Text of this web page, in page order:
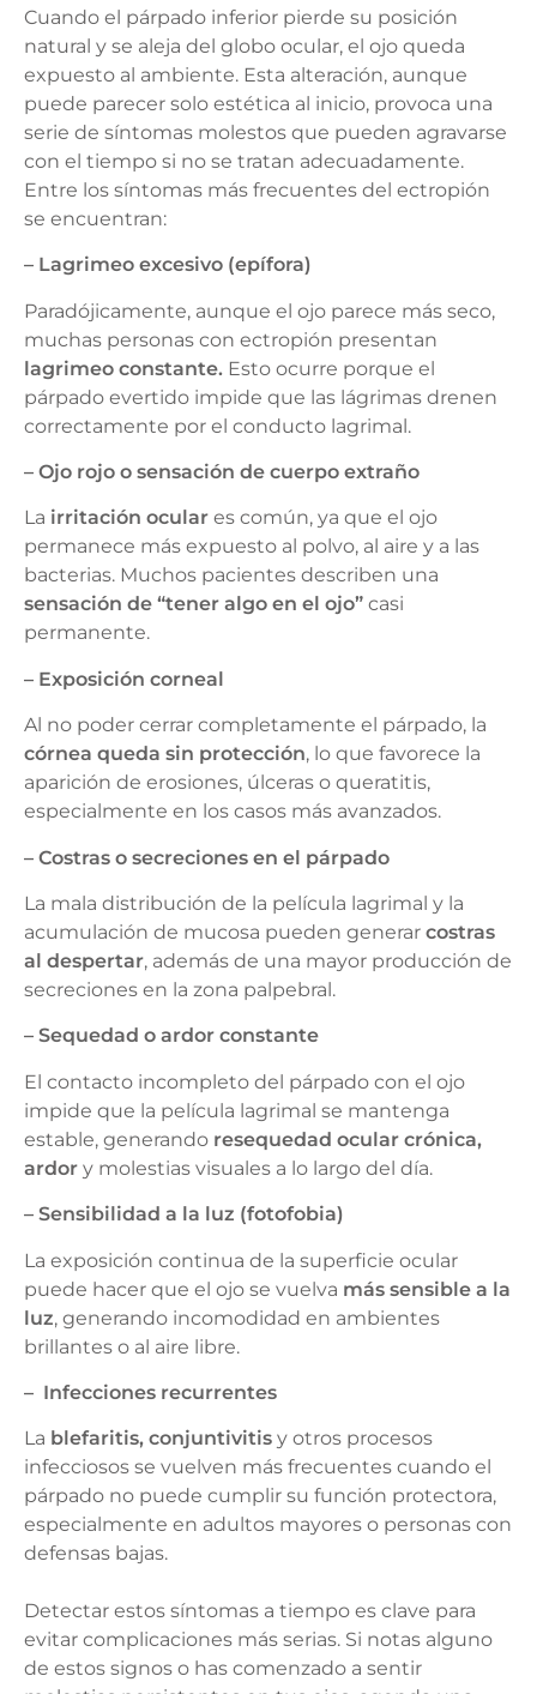
Cuando el párpado inferior pierde su posición
natural y se aleja del globo ocular, el ojo queda
expuesto al ambiente. Esta alteración, aunque
puede parecer solo estética al inicio, provoca una
serie de síntomas molestos que pueden agravarse
con el tiempo si no se tratan adecuadamente.
Entre los síntomas más frecuentes del ectropión
se encuentran:
– Lagrimeo excesivo (epífora)
Paradójicamente, aunque el ojo parece más seco,
muchas personas con ectropión presentan
lagrimeo constante. Esto ocurre porque el
párpado evertido impide que las lágrimas drenen
correctamente por el conducto lagrimal.
– Ojo rojo o sensación de cuerpo extraño
La irritación ocular es común, ya que el ojo
permanece más expuesto al polvo, al aire y a las
bacterias. Muchos pacientes describen una
sensación de “tener algo en el ojo” casi
permanente.
– Exposición corneal
Al no poder cerrar completamente el párpado, la
córnea queda sin protección, lo que favorece la
aparición de erosiones, úlceras o queratitis,
especialmente en los casos más avanzados.
– Costras o secreciones en el párpado
La mala distribución de la película lagrimal y la
acumulación de mucosa pueden generar costras
al despertar, además de una mayor producción de
secreciones en la zona palpebral.
– Sequedad o ardor constante
El contacto incompleto del párpado con el ojo
impide que la película lagrimal se mantenga
estable, generando resequedad ocular crónica,
ardor y molestias visuales a lo largo del día.
– Sensibilidad a la luz (fotofobia)
La exposición continua de la superficie ocular
puede hacer que el ojo se vuelva más sensible a la
luz, generando incomodidad en ambientes
brillantes o al aire libre.
– Infecciones recurrentes
La blefaritis, conjuntivitis y otros procesos
infecciosos se vuelven más frecuentes cuando el
párpado no puede cumplir su función protectora,
especialmente en adultos mayores o personas con
defensas bajas.
Detectar estos síntomas a tiempo es clave para
evitar complicaciones más serias. Si notas alguno
de estos signos o has comenzado a sentir